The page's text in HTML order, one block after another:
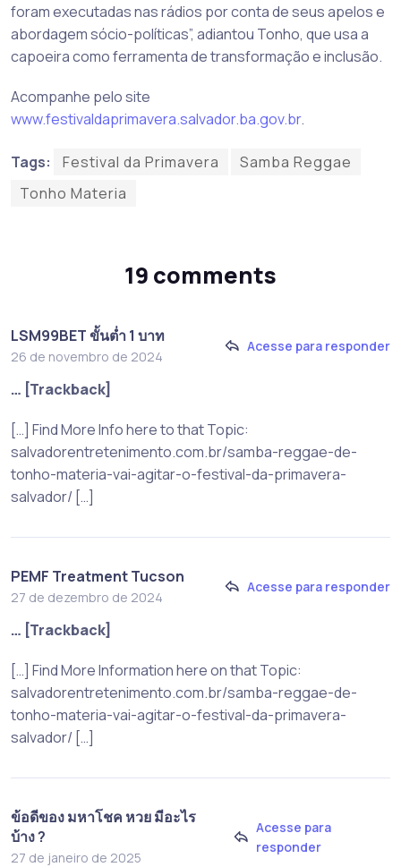
foram executadas nas rádios por conta de seus apelos e
abordagem sócio-políticas”, adiantou Tonho, que usa a
capoeira como ferramenta de transformação e inclusão.
Acompanhe pelo site
www.festivaldaprimavera.salvador.ba.gov.br.
Tags: Festival da Primavera
Samba Reggae
Tonho Materia
19 comments
LSM99BET ขั้นต่ำ 1 บาท
26 de novembro de 2024
Acesse para responder
… [Trackback]
[…] Find More Info here to that Topic:
salvadorentretenimento.com.br/samba-reggae-de-
tonho-materia-vai-agitar-o-festival-da-primavera-
salvador/ […]
PEMF Treatment Tucson
27 de dezembro de 2024
Acesse para responder
… [Trackback]
[…] Find More Information here on that Topic:
salvadorentretenimento.com.br/samba-reggae-de-
tonho-materia-vai-agitar-o-festival-da-primavera-
salvador/ […]
ข้อดีของ มหาโชค หวย มีอะไร
บ้าง ?
27 de janeiro de 2025
Acesse para
responder